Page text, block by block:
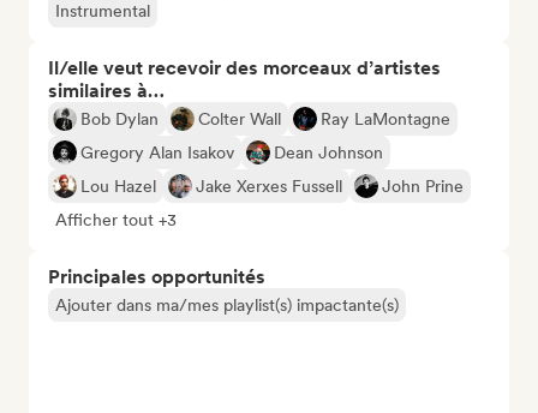
Instrumental
Il/elle veut recevoir des morceaux d’artistes
similaires à…
Bob Dylan Colter Wall
Ray LaMontagne
Gregory Alan Isakov
Dean Johnson
Lou Hazel
Jake Xerxes Fussell
John Prine
Afficher tout +3
Principales opportunités
Ajouter dans ma/mes playlist(s) impactante(s)